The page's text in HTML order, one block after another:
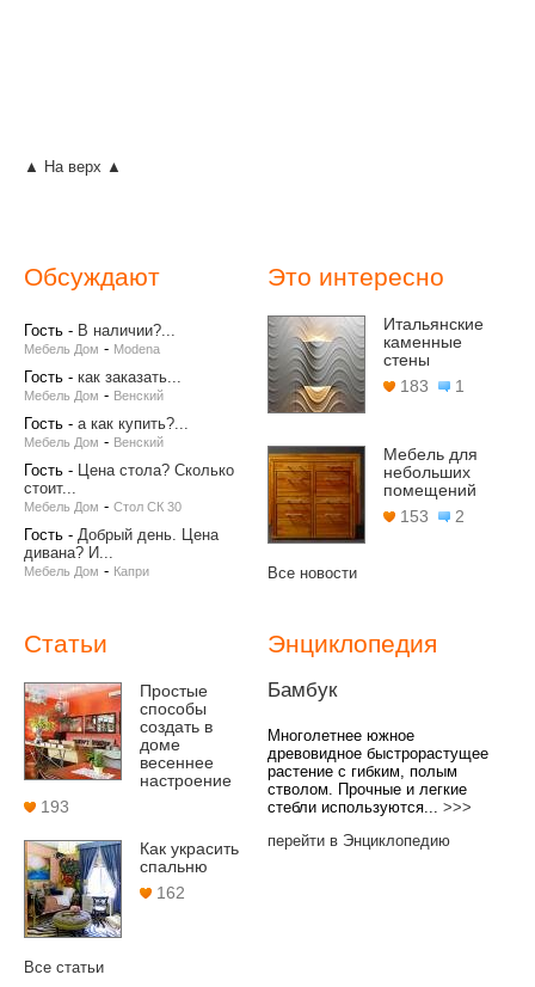
▲ На верх ▲
Обсуждают
Гость - В наличии?...
Мебель Дом - Modena
Гость - как заказать...
Мебель Дом - Венский
Гость - а как купить?...
Мебель Дом - Венский
Гость - Цена стола? Сколько
стоит...
Мебель Дом - Стол СК 30
Гость - Добрый день. Цена
дивана? И...
Мебель Дом - Капри
Это интересно
Итальянские
каменные
стены
183
1
Мебель для
небольших
помещений
153
2
Все новости
Статьи
Простые
способы
создать в
доме
весеннее
настроение
193
Как украсить
спальню
162
Все статьи
Энциклопедия
Бамбук
Многолетнее южное
древовидное быстрорастущее
растение с гибким, полым
стволом. Прочные и легкие
стебли используются... >>>
перейти в Энциклопедию